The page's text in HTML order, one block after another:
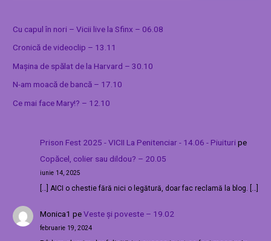
Cu capul în nori – Vicii live la Sfinx – 06.08
Cronică de videoclip – 13.11
Mașina de spălat de la Harvard – 30.10
N-am moacă de bancă – 17.10
Ce mai face Mary!? – 12.10
Prison Fest 2025 - VICII La Penitenciar - 14.06 - Piuituripe
Copăcel, colier sau dildou? – 20.05
iunie 14, 2025
[…] AICI o chestie fără nici o legătură, doar fac reclamă la blog. […]
Monica1 peVeste și poveste – 19.02
februarie 19, 2024